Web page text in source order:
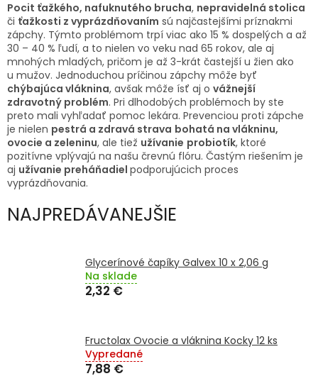
KOZMETIKA
TRÁVENIE
EROTIKA
BOLESŤ
DERMATOLÓGIA
DENTÁLNA
ZDRAVOTNÍCKE
Pocit ťažkého, nafuknutého brucha, nepravidelná stolica
či ťažkosti z vyprázdňovaním sú najčastejšími príznakmi
zápchy. Týmto problémom trpí viac ako 15 % dospelých a až
30 –­ 40 % ľudí, a to nielen vo veku nad 65 rokov, ale aj
mnohých mladých, pričom je až 3-krát častejší u žien ako
u mužov. Jednoduchou príčinou zápchy môže byť
chýbajúca vláknina, avšak môže ísť aj o vážnejší
zdravotný problém. Pri dlhodobých problémoch by ste
preto mali vyhľadať pomoc lekára. Prevenciou proti zápche
je nielen pestrá a zdravá strava bohatá na vlákninu,
ovocie a zeleninu, ale tiež užívanie probiotík, ktoré
pozitívne vplývajú na našu črevnú flóru. Častým riešením je
aj užívanie preháňadiel podporujúcich proces
vyprázdňovania.
NAJPREDÁVANEJŠIE
Glycerínové čapíky Galvex 10 x 2,06 g
Na sklade
2,32 €
Fructolax Ovocie a vláknina Kocky 12 ks
Vypredané
7,88 €